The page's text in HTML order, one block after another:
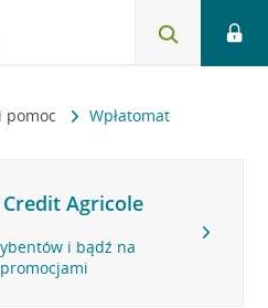
pomoc Wpłatomat
Agricole
i bądź na